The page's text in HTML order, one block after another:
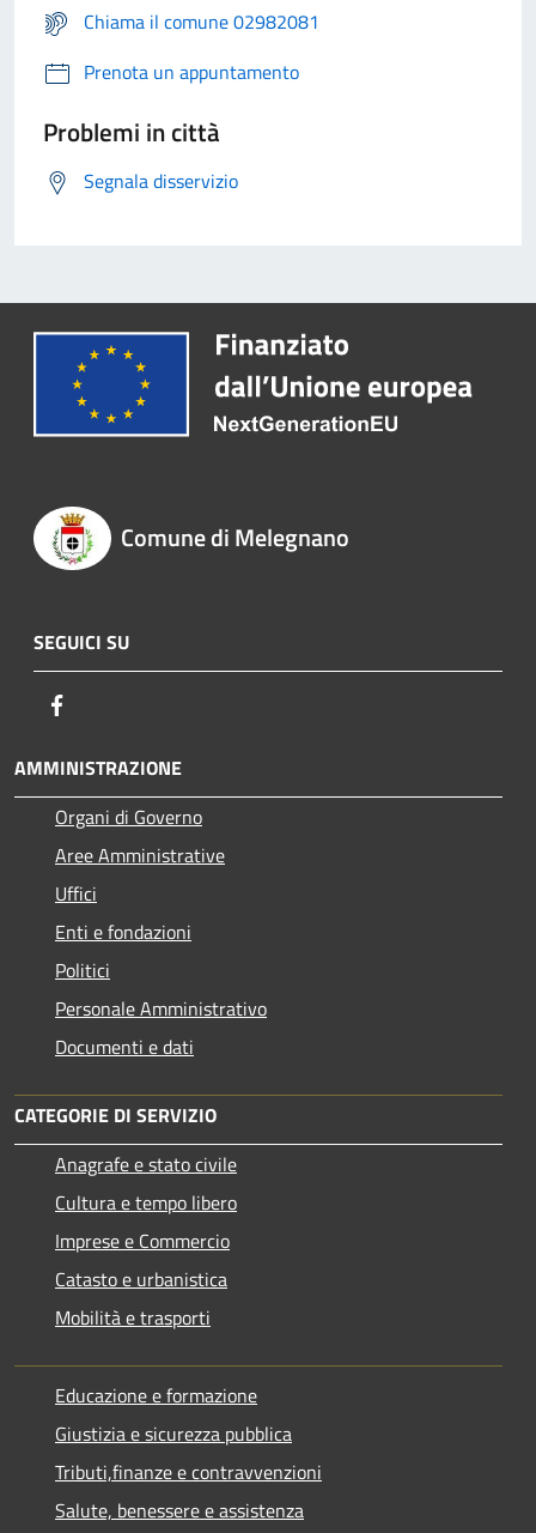
Chiama il comune 02982081
Prenota un appuntamento
Problemi in città
Segnala disservizio
Comune di Melegnano
SEGUICI SU
AMMINISTRAZIONE
Organi di Governo
Aree Amministrative
Uffici
Enti e fondazioni
Politici
Personale Amministrativo
Documenti e dati
CATEGORIE DI SERVIZIO
Anagrafe e stato civile
Cultura e tempo libero
Imprese e Commercio
Catasto e urbanistica
Mobilità e trasporti
Educazione e formazione
Giustizia e sicurezza pubblica
Tributi,finanze e contravvenzioni
Salute, benessere e assistenza